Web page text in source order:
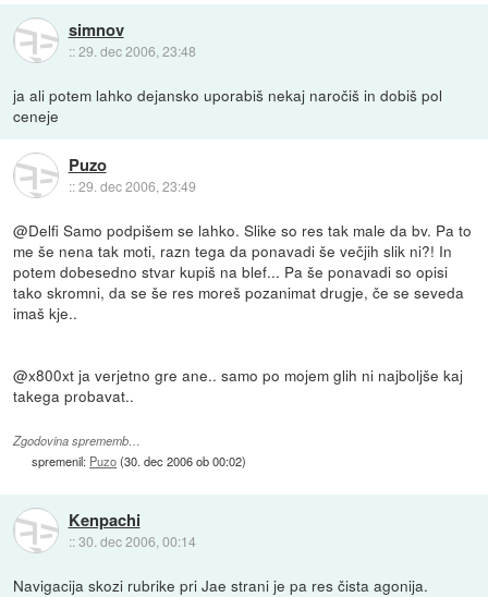
simnov
::29. dec 2006, 23:48
ja ali potem lahko dejansko uporabiš nekaj naročiš in dobiš pol
ceneje
Puzo
::29. dec 2006, 23:49
@Delfi Samo podpišem se lahko. Slike so res tak male da bv. Pa to
me še nena tak moti, razn tega da ponavadi še večjih slik ni?! In
potem dobesedno stvar kupiš na blef... Pa še ponavadi so opisi
tako skromni, da se še res moreš pozanimat drugje, če se seveda
imaš kje..
@x800xt ja verjetno gre ane.. samo po mojem glih ni najboljše kaj
takega probavat..
Zgodovina sprememb…
spremenil: Puzo(30. dec 2006 ob 00:02)
Kenpachi
::30. dec 2006, 00:14
Navigacija skozi rubrike pri Jae strani je pa res čista agonija.